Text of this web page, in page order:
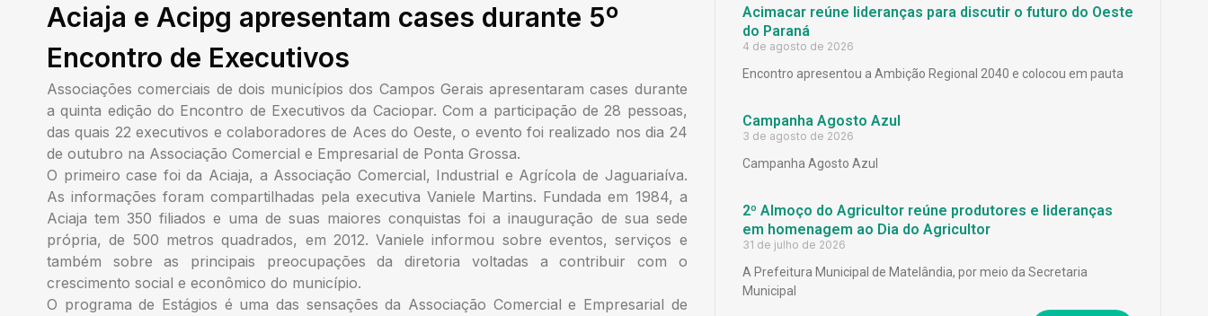
Aciaja e Acipg apresentam cases durante 5º
Encontro de Executivos
Associações comerciais de dois municípios dos Campos Gerais apresentaram cases durante
a quinta edição do Encontro de Executivos da Caciopar. Com a participação de 28 pessoas,
das quais 22 executivos e colaboradores de Aces do Oeste, o evento foi realizado nos dia 24
de outubro na Associação Comercial e Empresarial de Ponta Grossa.
O primeiro case foi da Aciaja, a Associação Comercial, Industrial e Agrícola de Jaguariaíva.
As informações foram compartilhadas pela executiva Vaniele Martins. Fundada em 1984, a
Aciaja tem 350 filiados e uma de suas maiores conquistas foi a inauguração de sua sede
própria, de 500 metros quadrados, em 2012. Vaniele informou sobre eventos, serviços e
também sobre as principais preocupações da diretoria voltadas a contribuir com o
crescimento social e econômico do município.
O programa de Estágios é uma das sensações da Associação Comercial e Empresarial de
Acimacar reúne lideranças para discutir o futuro do Oeste
do Paraná
4 de agosto de 2026
Encontro apresentou a Ambição Regional 2040 e colocou em pauta
Campanha Agosto Azul
3 de agosto de 2026
Campanha Agosto Azul
2º Almoço do Agricultor reúne produtores e lideranças
em homenagem ao Dia do Agricultor
31 de julho de 2026
A Prefeitura Municipal de Matelândia, por meio da Secretaria
Municipal